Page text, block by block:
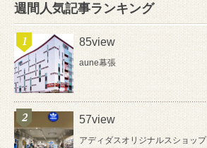
週間人気記事ランキング
85view
aune幕張
57view
アディダスオリジナルスショップ